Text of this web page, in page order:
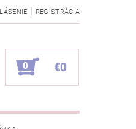
| REGISTRÁCIA
0 €0